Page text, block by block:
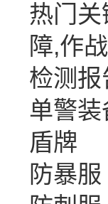
热门
障,作
检测报
单警装
盾牌
防暴服